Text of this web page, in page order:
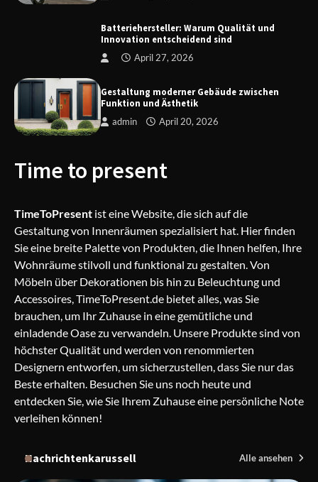
Türzargen und Türumrandungen: Wie
Gestaltung moderner Gebäude
zwischen Funktion und Ästhetik
Batteriehersteller: Warum Qualität und
Innovation entscheidend sind
April 27, 2026
Gestaltung moderner Gebäude zwischen
Funktion und Ästhetik
admin April 20, 2026
Time to present
TimeToPresent ist eine Website, die sich auf die
Gestaltung von Innenräumen spezialisiert hat. Hier finden
Sie eine breite Palette von Produkten, die Ihnen helfen, Ihre
Wohnräume stilvoll und funktional zu gestalten. Von
Möbeln über Dekorationen bis hin zu Beleuchtung und
Accessoires, TimeToPresent.de bietet alles, was Sie
brauchen, um Ihr Zuhause in eine gemütliche und
einladende Oase zu verwandeln. Unsere Produkte sind von
höchster Qualität und werden von renommierten
Designern entworfen, um sicherzustellen, dass Sie nur das
Beste erhalten. Besuchen Sie uns noch heute und
entdecken Sie, wie Sie Ihrem Zuhause eine persönliche Note
verleihen können!
Nachrichtenkarussell Alle ansehen